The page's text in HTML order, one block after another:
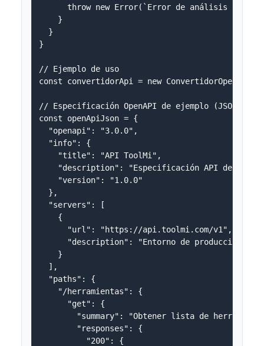
throw new Error(`Error de análisis de
    }
  }
}
// Ejemplo de uso
const convertidorApi = new
// Especificación OpenAPI de ejemplo (JSON)
const openApiJson = {
  "openapi": "3.0.0",
  "info": {
    "title": "API ToolMi",
"description": "Especificación API de
    "version": "1.0.0"
  },
  "servers": [
    {
      "url": "https://api.toolmi.com/v1",
      "description": "Entorno de producción"
    }
  ],
  "paths": {
    "/herramientas": {
      "get": {
"summary": "Obtener lista de
        "responses": {
          "200": {